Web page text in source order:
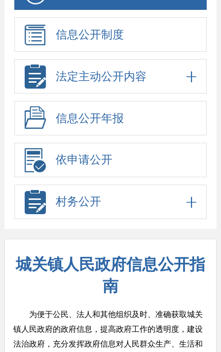
信息公开制度
法定主动公开内容
信息公开年报
依申请公开
村务公开
城关镇人民政府信息公开指
南
为便于公民、法人和其他组织及时、准确获取城关
镇人民政府的政府信息，提高政府工作的透明度，建设
法治政府，充分发挥政府信息对人民群众生产、生活和